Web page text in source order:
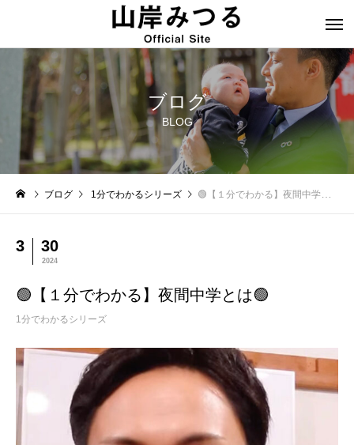
ブログ
BLOG
ブログ 1分でわかるシリーズ 🟢【１分でわかる】夜間中学とは🟢
3 30
2024
🟢【１分でわかる】夜間中学とは🟢
1分でわかるシリーズ